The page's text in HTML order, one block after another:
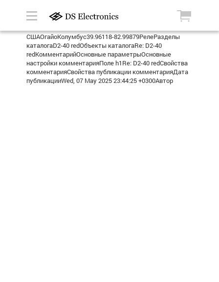
СШАОгайоКолумбус39.96118-82.99879РелеРазделы
каталогаD2-40 redОбъекты каталогаRe: D2-40
redКомментарийОсновные параметрыОсновные
настройки комментарияПоле h1Re: D2-40 redСвойства
комментарияСвойства публикации комментарияДата
публикацииWed, 07 May 2025 23:44:25 +0300Автор